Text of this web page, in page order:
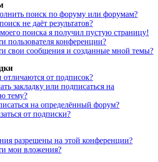
поиск по форуму или форумам?
не даёт результатов?
моего поиска я получил пустую страницу!
пользователя конференции?
свои сообщения и созданные мной темы?
отличаются от подписок?
закладку или подписаться на
тему?
на определённый форум?
от подписки?
разрешены на этой конференции?
мои вложения?